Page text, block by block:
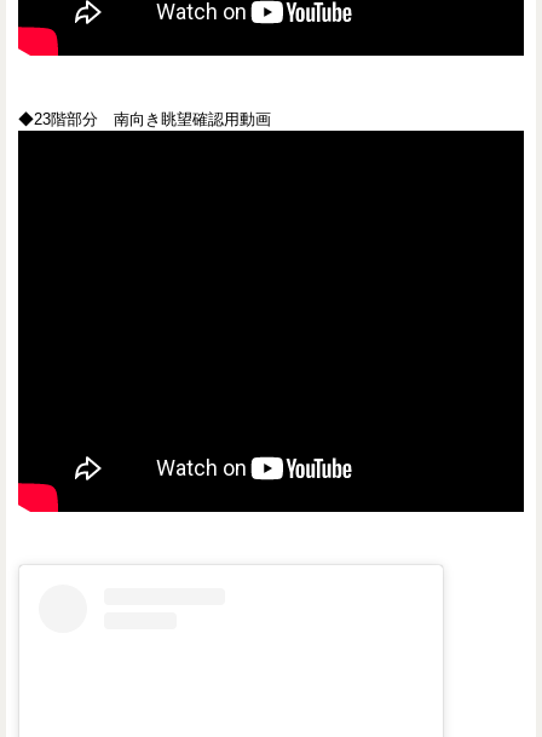
◆23階部分 南向き眺望確認用動画